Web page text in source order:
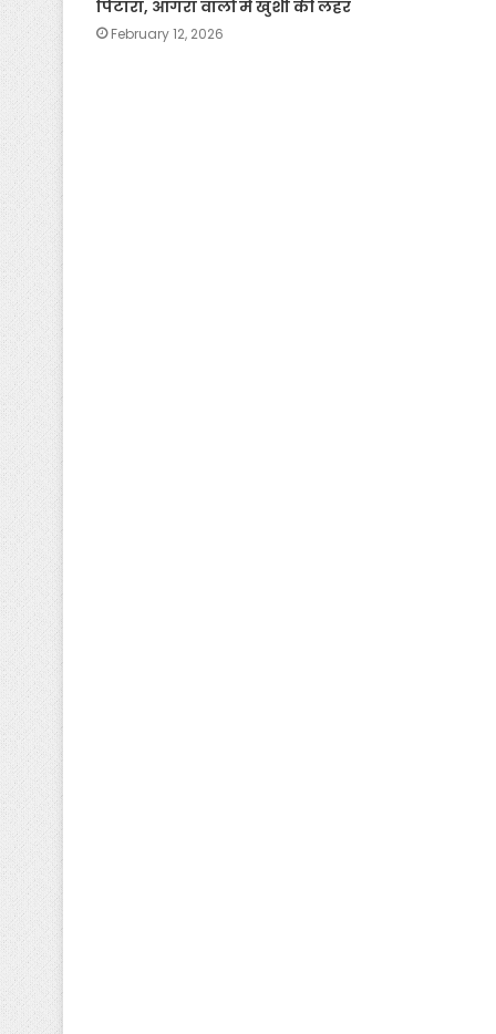
पिटारा, आगरा वालों में खुशी की लहर
February 12, 2026